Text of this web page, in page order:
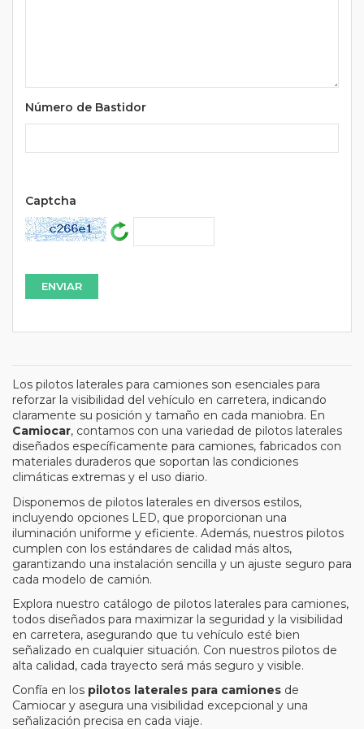
Número de Bastidor
Captcha
Los pilotos laterales para camiones son esenciales para
reforzar la visibilidad del vehículo en carretera, indicando
claramente su posición y tamaño en cada maniobra. En
Camiocar, contamos con una variedad de pilotos laterales
diseñados específicamente para camiones, fabricados con
materiales duraderos que soportan las condiciones
climáticas extremas y el uso diario.
Disponemos de pilotos laterales en diversos estilos,
incluyendo opciones LED, que proporcionan una
iluminación uniforme y eficiente. Además, nuestros pilotos
cumplen con los estándares de calidad más altos,
garantizando una instalación sencilla y un ajuste seguro para
cada modelo de camión.
Explora nuestro catálogo de pilotos laterales para camiones,
todos diseñados para maximizar la seguridad y la visibilidad
en carretera, asegurando que tu vehículo esté bien
señalizado en cualquier situación. Con nuestros pilotos de
alta calidad, cada trayecto será más seguro y visible.
Confía en los pilotos laterales para camiones de
Camiocar y asegura una visibilidad excepcional y una
señalización precisa en cada viaje.